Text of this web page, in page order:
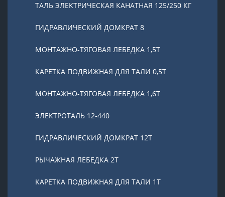
ТАЛЬ ЭЛЕКТРИЧЕСКАЯ КАНАТНАЯ 125/250 КГ
ГИДРАВЛИЧЕСКИЙ ДОМКРАТ 8
МОНТАЖНО-ТЯГОВАЯ ЛЕБЕДКА 1,5Т
КАРЕТКА ПОДВИЖНАЯ ДЛЯ ТАЛИ 0,5Т
МОНТАЖНО-ТЯГОВАЯ ЛЕБЕДКА 1,6Т
ЭЛЕКТРОТАЛЬ 12-440
ГИДРАВЛИЧЕСКИЙ ДОМКРАТ 12Т
РЫЧАЖНАЯ ЛЕБЕДКА 2Т
КАРЕТКА ПОДВИЖНАЯ ДЛЯ ТАЛИ 1Т